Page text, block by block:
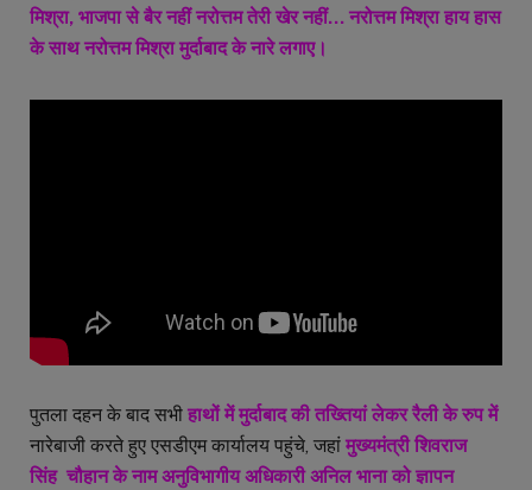
मिश्रा, भाजपा से बैर नहीं नरोत्तम तेरी खेर नहीं… नरोत्तम मिश्रा हाय हास
के साथ नरोत्तम मिश्रा मुर्दाबाद के नारे लगाए।
पुतला दहन के बाद सभी हाथों में मुर्दाबाद की तख्तियां लेकर रैली के रुप में
नारेबाजी करते हुए एसडीएम कार्यालय पहुंचे, जहां मुख्यमंत्री शिवराज
सिंह चौहान के नाम अनुविभागीय अधिकारी अनिल भाना को ज्ञापन